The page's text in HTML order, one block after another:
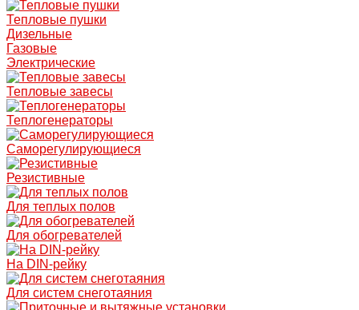
Тепловые пушки
Дизельные
Газовые
Электрические
Тепловые завесы
Теплогенераторы
Саморегулирующиеся
Резистивные
Для теплых полов
Для обогревателей
На DIN-рейку
Для систем снеготаяния